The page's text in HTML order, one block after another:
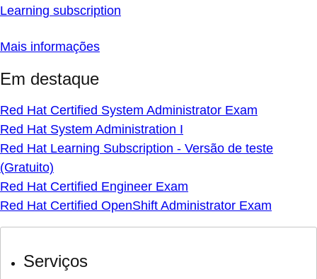
Learning subscription
Mais informações
Em destaque
Red Hat Certified System Administrator Exam
Red Hat System Administration I
Red Hat Learning Subscription - Versão de teste
(Gratuito)
Red Hat Certified Engineer Exam
Red Hat Certified OpenShift Administrator Exam
Serviços